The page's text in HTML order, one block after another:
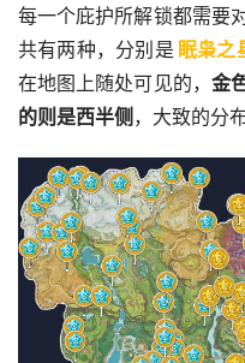
每一个庇护所解锁都需要
共有两种，分别是 眠枭之
在地图上随处可见的， 金
的则是西半侧 ，大致的分